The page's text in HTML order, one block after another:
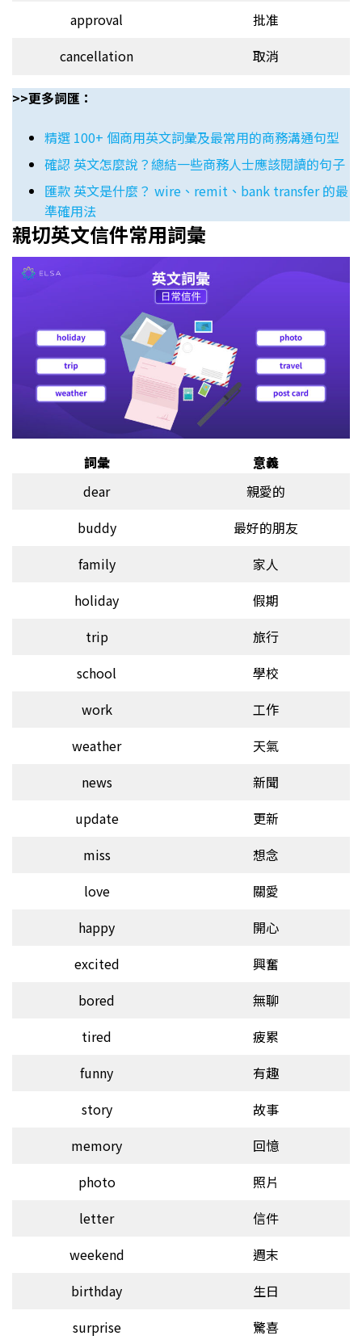
approval
批准
cancellation
取消
>>更多詞匯：
精選 100+ 個商用英文詞彙及最常用的商務溝通句型
確認 英文怎麼說？總結一些商務人士應該閱讀的句子
匯款 英文是什麼？ wire、remit、bank transfer 的最
準確用法
親切英文信件常用詞彙
詞彙
意義
dear
親愛的
buddy
最好的朋友
family
家人
holiday
假期
trip
旅行
school
學校
work
工作
weather
天氣
news
新聞
update
更新
miss
想念
love
關愛
happy
開心
excited
興奮
bored
無聊
tired
疲累
funny
有趣
story
故事
memory
回憶
photo
照片
letter
信件
weekend
週末
birthday
生日
surprise
驚喜